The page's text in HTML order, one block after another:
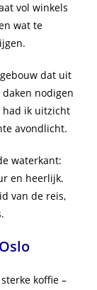
vol winkels
wat te
dat uit
nodigen
had ik uitzicht
avondlicht.
waterkant:
en heerlijk.
van de reis,
koffie –